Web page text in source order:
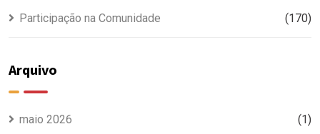
Participação na Comunidade (170)
Arquivo
maio 2026 (1)